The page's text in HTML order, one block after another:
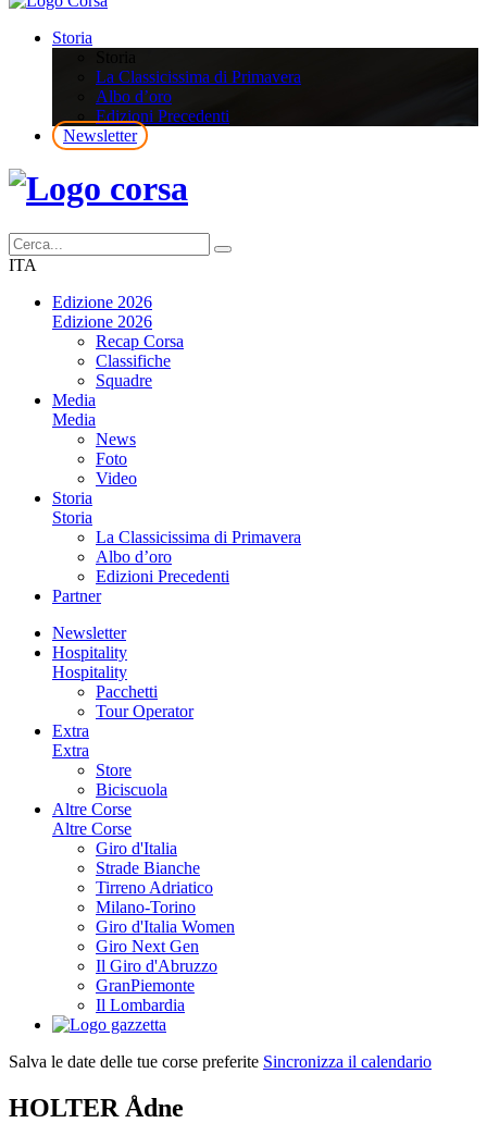
Storia
La Classicissima di Primavera
Albo d’oro
Edizioni Precedenti
Newsletter
ITA
Edizione 2026
Edizione 2026
Recap Corsa
Classifiche
Squadre
Media
Media
News
Foto
Video
Storia
Storia
La Classicissima di Primavera
Albo d’oro
Edizioni Precedenti
Partner
Newsletter
Hospitality
Hospitality
Pacchetti
Tour Operator
Extra
Extra
Store
Biciscuola
Altre Corse
Altre Corse
Giro d'Italia
Strade Bianche
Tirreno Adriatico
Milano-Torino
Giro d'Italia Women
Giro Next Gen
Il Giro d'Abruzzo
GranPiemonte
Il Lombardia
Salva le date delle tue corse preferite Sincronizza il calendario
HOLTER Ådne